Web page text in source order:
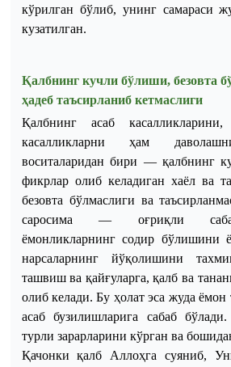
кўрилган бўлиб, унинг самараси
кузатилган.
Қалбнинг кучли бўлиши, безовта
ҳадебтаъсирланиб кетмаслиги
Қалбнинг асаб
касалликларни ҳам
воситаларидан бири — қалбнинг
фикрлар олиб келадиган хаёл ва
безовта бўлмаслиги ва
саросима — оғриқли
ёмонликларнинг содир бўлишини
нарсаларнинг йўқолишини
ташвиш ва қайғуларга, қалб ва
олиб келади. Бу ҳолат эса жуда ёмон
асаб бузилишларига сабаб
турли зарарларини кўрган ва
Қачонки қалб Аллоҳга суяниб,